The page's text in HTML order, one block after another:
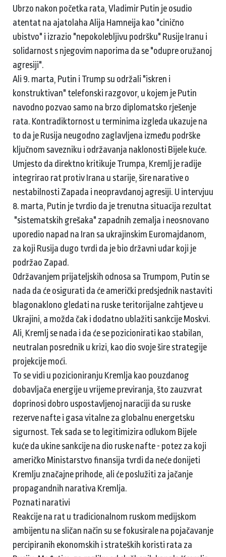
Ubrzo nakon početka rata, Vladimir Putin je osudio
atentat na ajatolaha Alija Hamneija kao "cinično
ubistvo" i izrazio "nepokolebljivu podršku" Rusije Iranu i
solidarnost s njegovim naporima da se "odupre oružanoj
agresiji".
Ali 9. marta, Putin i Trump su održali "iskren i
konstruktivan" telefonski razgovor, u kojem je Putin
navodno pozvao samo na brzo diplomatsko rješenje
rata. Kontradiktornost u terminima izgleda ukazuje na
to da je Rusija neugodno zaglavljena između podrške
ključnom savezniku i održavanja naklonosti Bijele kuće.
Umjesto da direktno kritikuje Trumpa, Kremlj je radije
integrirao rat protiv Irana u starije, šire narative o
nestabilnosti Zapada i neopravdanoj agresiji. U intervjuu
8. marta, Putin je tvrdio da je trenutna situacija rezultat
"sistematskih grešaka" zapadnih zemalja i neosnovano
uporedio napad na Iran sa ukrajinskim Euromajdanom,
za koji Rusija dugo tvrdi da je bio državni udar koji je
podržao Zapad.
Održavanjem prijateljskih odnosa sa Trumpom, Putin se
nada da će osigurati da će američki predsjednik nastaviti
blagonaklono gledati na ruske teritorijalne zahtjeve u
Ukrajini, a možda čak i dodatno ublažiti sankcije Moskvi.
Ali, Kremlj se nada i da će se pozicionirati kao stabilan,
neutralan posrednik u krizi, kao dio svoje šire strategije
projekcije moći.
To se vidi u pozicioniranju Kremlja kao pouzdanog
dobavljača energije u vrijeme previranja, što zauzvrat
doprinosi dobro uspostavljenoj naraciji da su ruske
rezerve nafte i gasa vitalne za globalnu energetsku
sigurnost. Tek sada se to legitimizira odlukom Bijele
kuće da ukine sankcije na dio ruske nafte - potez za koji
američko Ministarstvo finansija tvrdi da neće donijeti
Kremlju značajne prihode, ali će poslužiti za jačanje
propagandnih narativa Kremlja.
Poznati narativi
Reakcije na rat u tradicionalnom ruskom medijskom
ambijentu na sličan način su se fokusirale na pojačavanje
percipiranih ekonomskih i strateških koristi rata za